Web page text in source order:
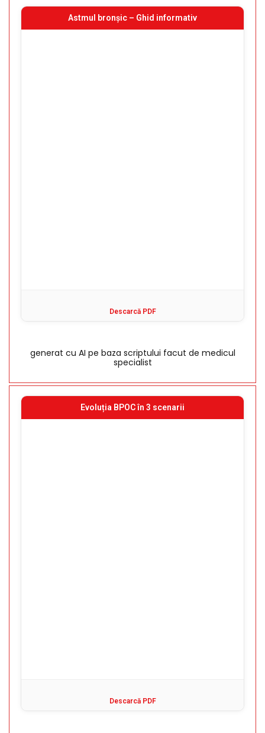
Astmul bronșic – Ghid informativ
Descarcă PDF
generat cu AI pe baza scriptului facut de medicul
specialist
Evoluția BPOC în 3 scenarii
Descarcă PDF